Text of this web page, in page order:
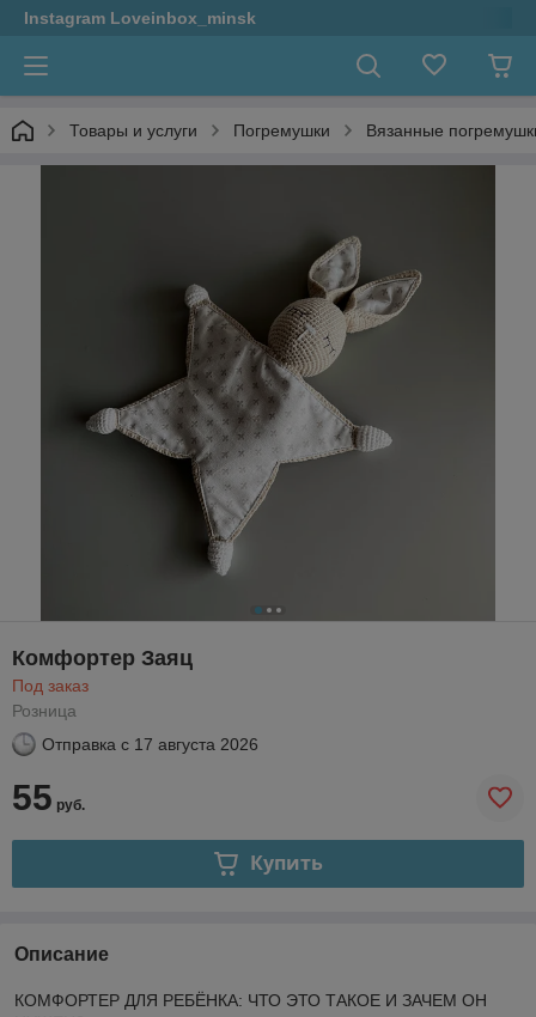
Instagram Loveinbox_minsk
Товары и услуги Погремушки Вязанные
Комфортер Заяц
Под заказ
Розница
Отправка с 17 августа 2026
55 руб.
Купить
Описание
КОМФОРТЕР ДЛЯ РЕБЁНКА: ЧТО ЭТО ТАКОЕ И ЗАЧЕМ ОН